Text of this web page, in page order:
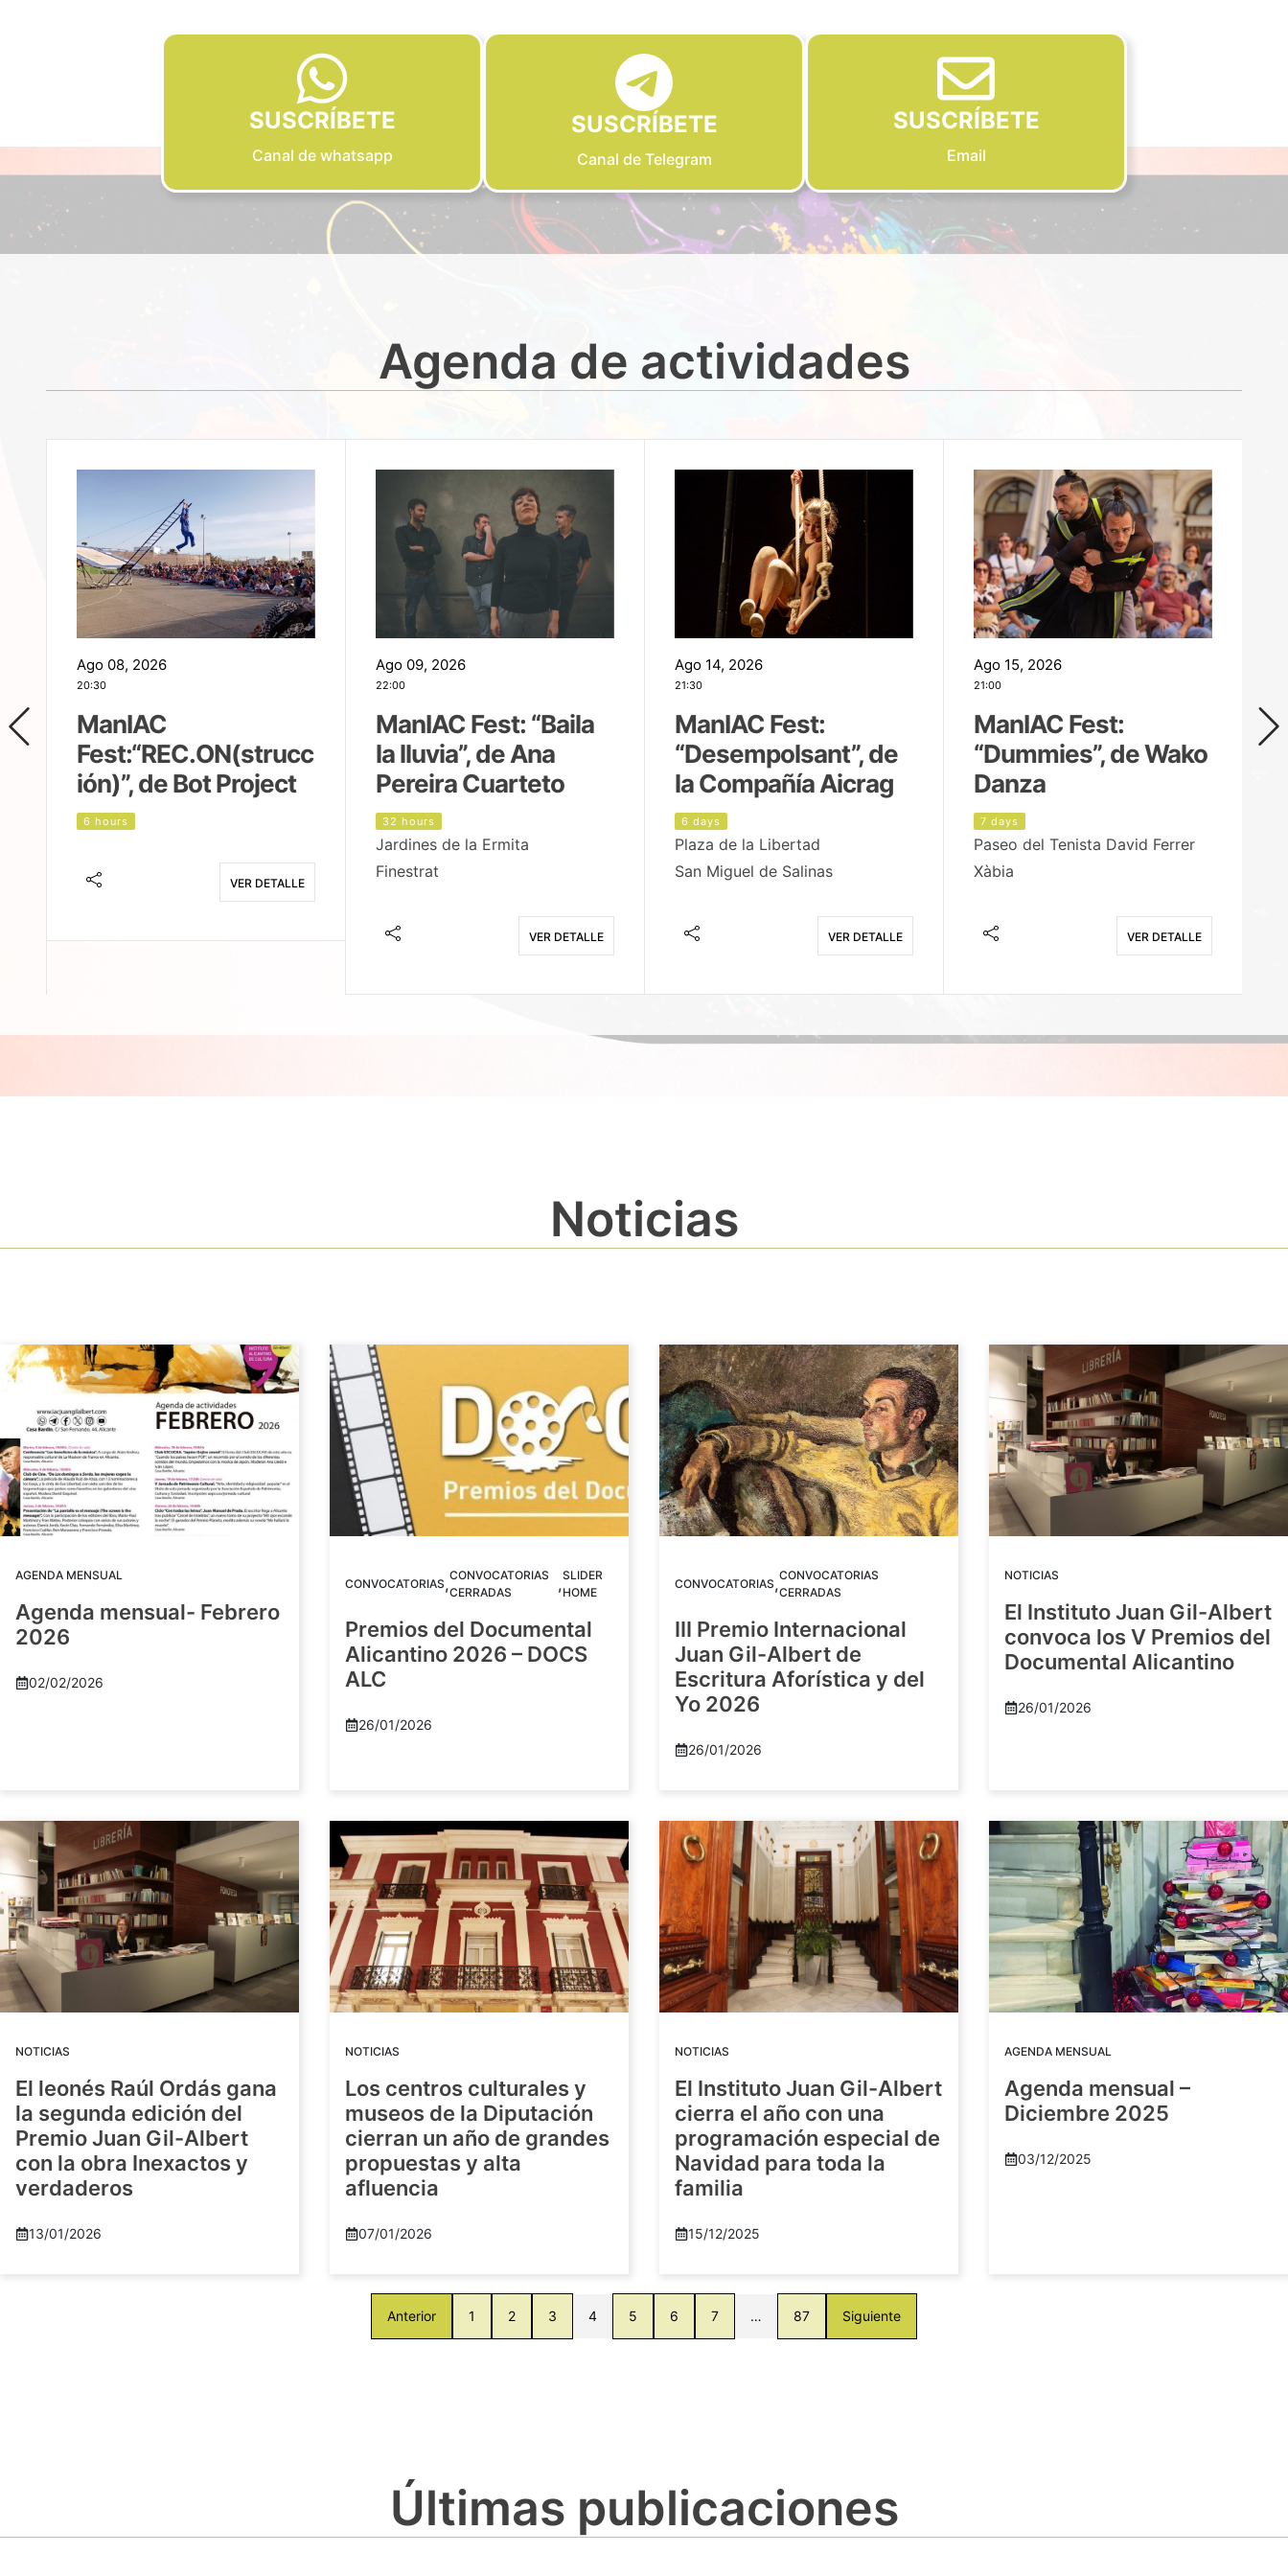
SUSCRÍBETE
Canal de whatsapp
SUSCRÍBETE
Canal de Telegram
SUSCRÍBETE
Email
Agenda de actividades
Ago 08, 2026
20:30
ManIAC
Fest:“REC.ON(strucc
ión)”, de Bot Project
6 hours
VER DETALLE
Ago 09, 2026
22:00
ManIAC Fest: “Baila
la lluvia”, de Ana
Pereira Cuarteto
32 hours
Jardines de la Ermita
Finestrat
VER DETALLE
Ago 14, 2026
21:30
ManIAC Fest:
“Desempolsant”, de
la Compañía Aicrag
6 days
Plaza de la Libertad
San Miguel de Salinas
VER DETALLE
Ago 15, 2026
21:00
ManIAC Fest:
“Dummies”, de Wako
Danza
7 days
Paseo del Tenista David Ferrer
Xàbia
VER DETALLE
Noticias
AGENDA MENSUAL
Agenda mensual- Febrero
2026
02/02/2026
CONVOCATORIAS,CONVOCATORIAS
CERRADAS
,SLIDER
HOME
Premios del Documental
Alicantino 2026 – DOCS
ALC
26/01/2026
CONVOCATORIAS,CONVOCATORIAS
CERRADAS
III Premio Internacional
Juan Gil-Albert de
Escritura Aforística y del
Yo 2026
26/01/2026
NOTICIAS
El Instituto Juan Gil-Albert
convoca los V Premios del
Documental Alicantino
26/01/2026
NOTICIAS
El leonés Raúl Ordás gana
la segunda edición del
Premio Juan Gil-Albert
con la obra Inexactos y
verdaderos
13/01/2026
NOTICIAS
Los centros culturales y
museos de la Diputación
cierran un año de grandes
propuestas y alta
afluencia
07/01/2026
NOTICIAS
El Instituto Juan Gil-Albert
cierra el año con una
programación especial de
Navidad para toda la
familia
15/12/2025
AGENDA MENSUAL
Agenda mensual –
Diciembre 2025
03/12/2025
Anterior 1 2 3 4 5 6 7 … 87 Siguiente
Últimas publicaciones